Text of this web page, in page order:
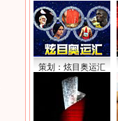
策划：炫目奥运汇